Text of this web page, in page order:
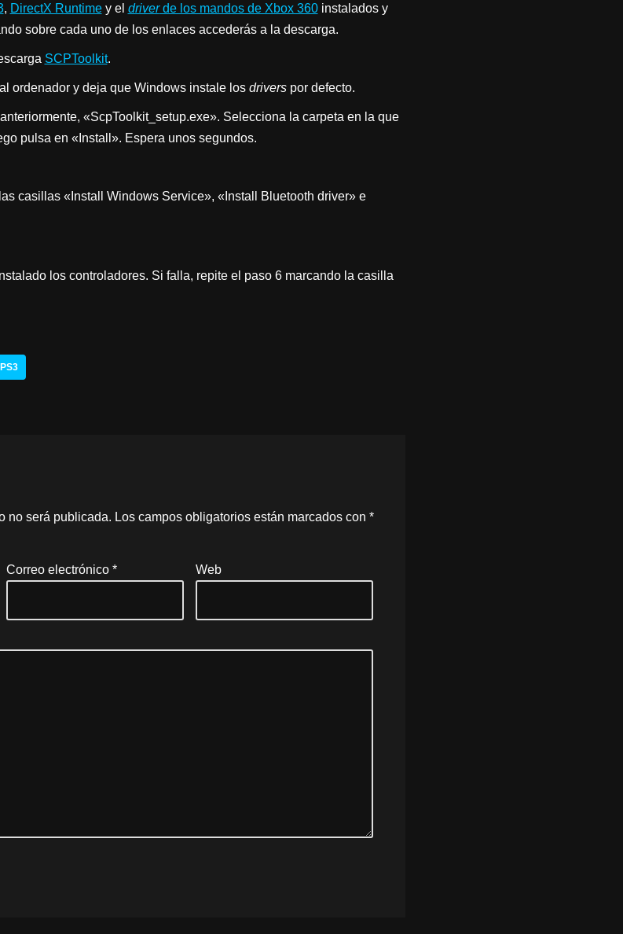
, DirectX Runtimey el driverde los mandos de Xbox 360instalados y
sobre cada uno de los enlaces accederás a la descarga.
SCPToolkit.
ordenador y deja que Windows instale los driverspor defecto.
«ScpToolkit_setup.exe». Selecciona la carpeta en la que
pulsa en «Install». Espera unos segundos.
casillas «Install Windows Service», «Install Bluetooth driver» e
los controladores. Si falla, repite el paso 6 marcando la casilla
PS3
no será publicada. Los campos obligatorios están marcados con *
Correo electrónico * Web